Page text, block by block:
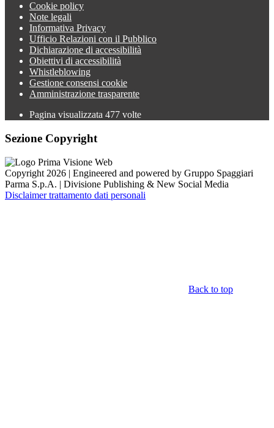
Cookie policy
Note legali
Informativa Privacy
Ufficio Relazioni con il Pubblico
Dichiarazione di accessibilità
Obiettivi di accessibilità
Whistleblowing
Gestione consensi cookie
Amministrazione trasparente
Pagina visualizzata 477 volte
Sezione Copyright
Copyright 2026 | Engineered and powered by Gruppo Spaggiari
Parma S.p.A. | Divisione Publishing & New Social Media
Disclaimer trattamento dati personali
Back to top